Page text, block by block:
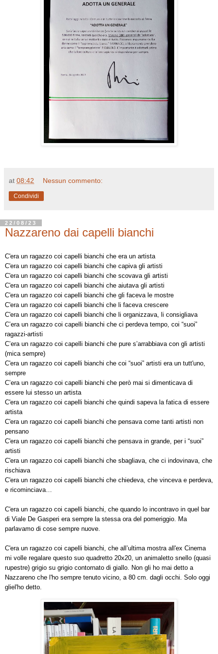
at 08:42 Nessun commento:
Condividi
22/08/23
Nazzareno dai capelli bianchi
C'era un ragazzo coi capelli bianchi che era un artista
C'era un ragazzo coi capelli bianchi che capiva gli artisti
C'era un ragazzo coi capelli bianchi che scovava gli artisti
C'era un ragazzo coi capelli bianchi che aiutava gli artisti
C'era un ragazzo coi capelli bianchi che gli faceva le mostre
C'era un ragazzo coi capelli bianchi che li faceva crescere
C'era un ragazzo coi capelli bianchi che li organizzava, li consigliava
C’era un ragazzo coi capelli bianchi che ci perdeva tempo, coi “suoi”
ragazzi-artisti
C’era un ragazzo coi capelli bianchi che pure s’arrabbiava con gli artisti
(mica sempre)
C'era un ragazzo coi capelli bianchi che coi “suoi” artisti era un tutt'uno,
sempre
C’era un ragazzo coi capelli bianchi che però mai si dimenticava di
essere lui stesso un artista
C'era un ragazzo coi capelli bianchi che quindi sapeva la fatica di essere
artista
C'era un ragazzo coi capelli bianchi che pensava come tanti artisti non
pensano
C'era un ragazzo coi capelli bianchi che pensava in grande, per i “suoi”
artisti
C'era un ragazzo coi capelli bianchi che sbagliava, che ci indovinava, che
rischiava
C'era un ragazzo coi capelli bianchi che chiedeva, che vinceva e perdeva,
e ricominciava…
C'era un ragazzo coi capelli bianchi, che quando lo incontravo in quel bar
di Viale De Gasperi era sempre la stessa ora del pomeriggio. Ma
parlavamo di cose sempre nuove.
C'era un ragazzo coi capelli bianchi, che all’ultima mostra all'ex Cinema
mi volle regalare questo suo quadretto 20x20, un animaletto snello (quasi
rupestre) grigio su grigio contornato di giallo. Non gli ho mai detto a
Nazzareno che l'ho sempre tenuto vicino, a 80 cm. dagli occhi. Solo oggi
gliel'ho detto.